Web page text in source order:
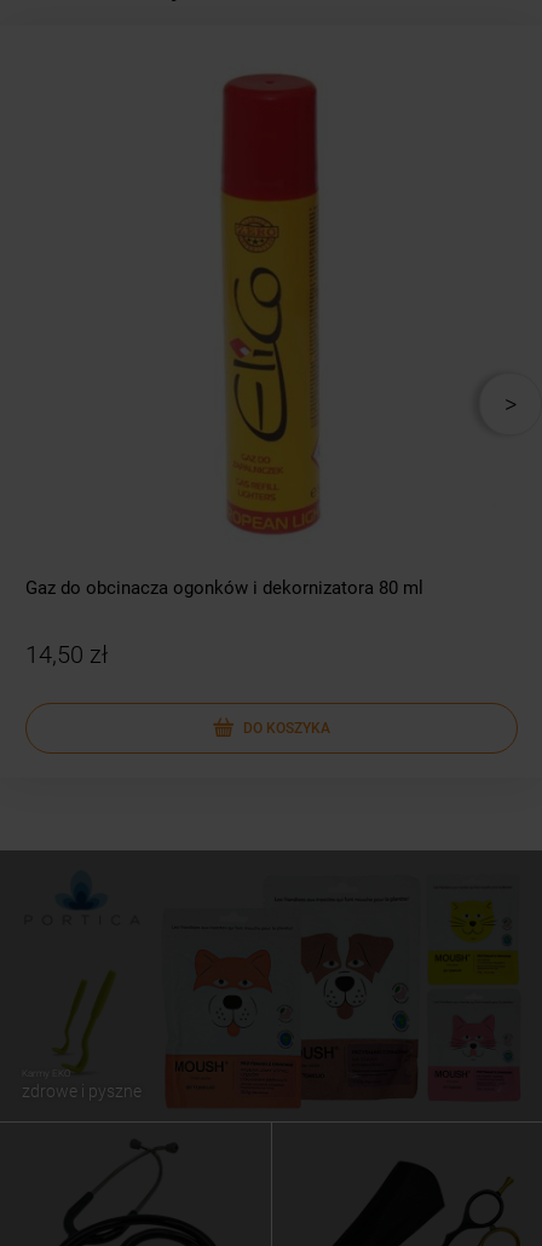
Gaz do obcinacza ogonków i dekornizatora 80 ml
14,50 zł
DO KOSZYKA
Karmy EKO
zdrowe i pyszne